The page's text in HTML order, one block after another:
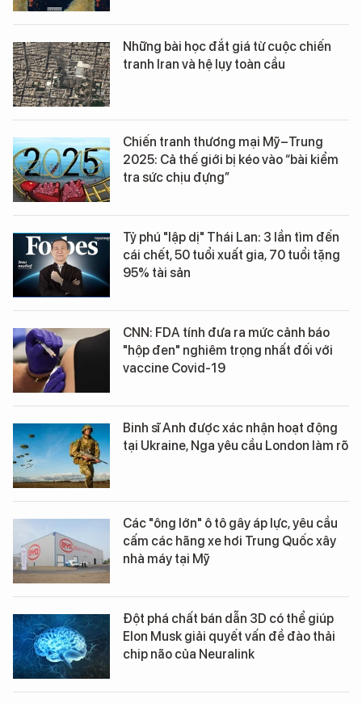
Những bài học đắt giá từ cuộc chiến
tranh Iran và hệ lụy toàn cầu
Chiến tranh thương mại Mỹ–Trung
2025: Cả thế giới bị kéo vào “bài kiểm
tra sức chịu đựng”
Tỷ phú "lập dị" Thái Lan: 3 lần tìm đến
cái chết, 50 tuổi xuất gia, 70 tuổi tặng
95% tài sản
CNN: FDA tính đưa ra mức cảnh báo
"hộp đen" nghiêm trọng nhất đối với
vaccine Covid-19
Binh sĩ Anh được xác nhận hoạt động
tại Ukraine, Nga yêu cầu London làm rõ
Các "ông lớn" ô tô gây áp lực, yêu cầu
cấm các hãng xe hơi Trung Quốc xây
nhà máy tại Mỹ
Đột phá chất bán dẫn 3D có thể giúp
Elon Musk giải quyết vấn đề đào thải
chip não của Neuralink